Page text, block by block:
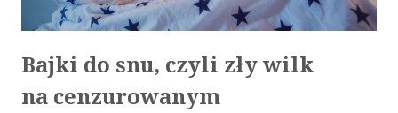
Bajki do snu, czyli zły wilk
na cenzurowanym